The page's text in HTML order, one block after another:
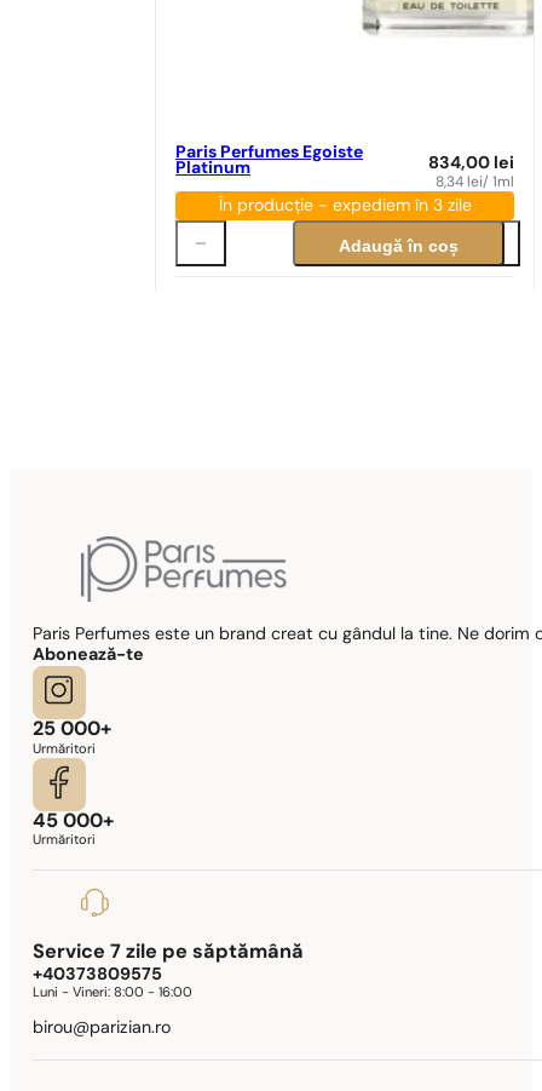
Paris Perfumes Egoiste
Platinum
834,00 lei
8,34 lei/ 1ml
În producție - expediem în 3 zile
Adaugă în coș
Paris Perfumes este un brand creat cu gândul la tine. Ne
Abonează-te
25 000+
Urmăritori
45 000+
Urmăritori
Service 7 zile pe săptămână
+40373809575
Luni - Vineri:8:00 - 16:00
birou@parizian.ro